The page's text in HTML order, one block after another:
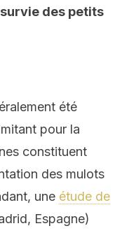
des petits
été
pour la
constituent
des mulots
une étude de
Espagne)